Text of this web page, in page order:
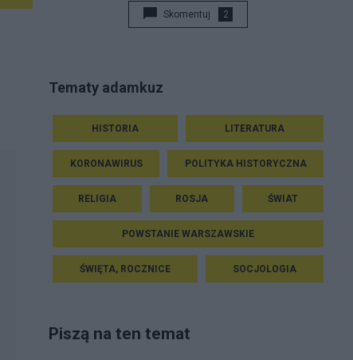
Skomentuj 2
Tematy adamkuz
HISTORIA LITERATURA
KORONAWIRUS POLITYKA HISTORYCZNA
RELIGIA ROSJA ŚWIAT
POWSTANIE WARSZAWSKIE
ŚWIĘTA, ROCZNICE SOCJOLOGIA
Piszą na ten temat